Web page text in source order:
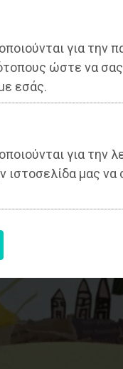
για την
ώστε να σας
εσάς.
για την
ιστοσελίδα μας να